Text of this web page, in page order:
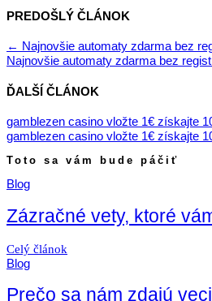
PREDOŠLÝ ČLÁNOK
← Najnovšie automaty zdarma bez
Najnovšie automaty zdarma bez
ĎALŠÍ ČLÁNOK
gamblezen casino vložte 1€ získajte
gamblezen casino vložte 1€ získajte
Toto sa vám bude páčiť
Blog
Zázračné vety, ktoré
Celý článok
Blog
Prečo sa nám zdajú